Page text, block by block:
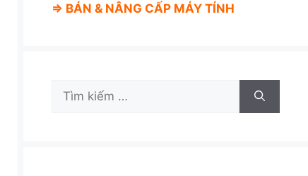
⇒ BÁN & NÂNG CẤP MÁY TÍNH
Tìm
kiếm